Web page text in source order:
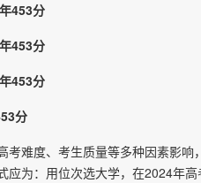
453分
453分
453分
分
考难度、考生质量等多种因素影
应为：用位次选大学，在2024年